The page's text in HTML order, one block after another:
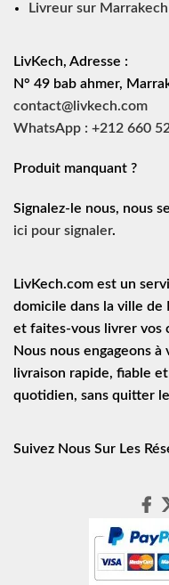
Livreur sur Marrakech
LivKech, Adresse :
N° 49 bab ahmer,
contact@livkech.com
WhatsApp : +212 660
Produit manquant ?
Signalez-le nous, nous
ici pour signaler.
LivKech.com est un
domicile dans la ville de
et faites-vous livrer vos
Nous nous engageons
livraison rapide, fiable
quotidien, sans quitter
Suivez Nous Sur Les